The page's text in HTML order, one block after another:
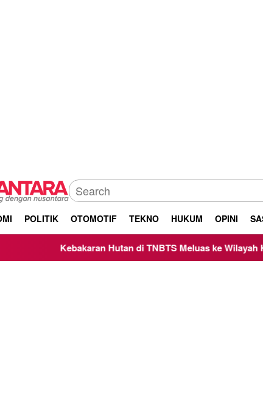
POLITIK OTOMOTIF TEKNO HUKUM OPINI
Kebakaran Hutan di TNBTS Meluas ke Wilayah Kabupaten